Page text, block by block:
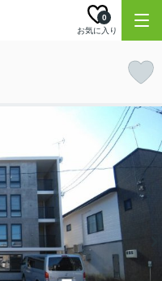
お気に入り
0